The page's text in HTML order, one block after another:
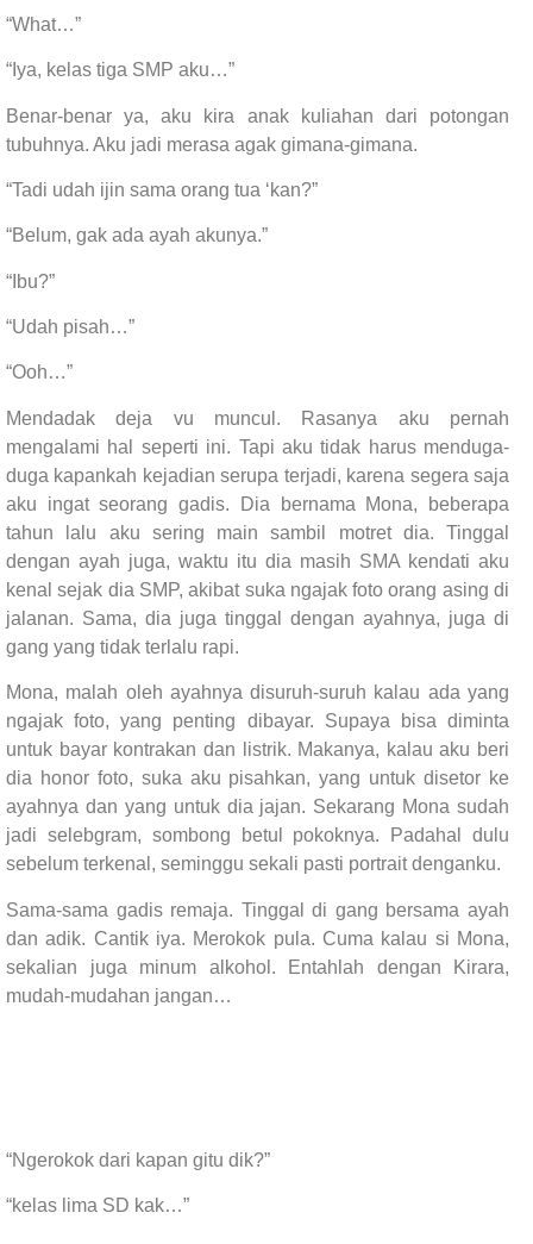
“What…”
“Iya, kelas tiga SMP aku…”
Benar-benar ya, aku kira anak kuliahan dari potongan
tubuhnya. Aku jadi merasa agak gimana-gimana.
“Tadi udah ijin sama orang tua ‘kan?”
“Belum, gak ada ayah akunya.”
“Ibu?”
“Udah pisah…”
“Ooh…”
Mendadak deja vu muncul. Rasanya aku pernah
mengalami hal seperti ini. Tapi aku tidak harus menduga-
duga kapankah kejadian serupa terjadi, karena segera saja
aku ingat seorang gadis. Dia bernama Mona, beberapa
tahun lalu aku sering main sambil motret dia. Tinggal
dengan ayah juga, waktu itu dia masih SMA kendati aku
kenal sejak dia SMP, akibat suka ngajak foto orang asing di
jalanan. Sama, dia juga tinggal dengan ayahnya, juga di
gang yang tidak terlalu rapi.
Mona, malah oleh ayahnya disuruh-suruh kalau ada yang
ngajak foto, yang penting dibayar. Supaya bisa diminta
untuk bayar kontrakan dan listrik. Makanya, kalau aku beri
dia honor foto, suka aku pisahkan, yang untuk disetor ke
ayahnya dan yang untuk dia jajan. Sekarang Mona sudah
jadi selebgram, sombong betul pokoknya. Padahal dulu
sebelum terkenal, seminggu sekali pasti portrait denganku.
Sama-sama gadis remaja. Tinggal di gang bersama ayah
dan adik. Cantik iya. Merokok pula. Cuma kalau si Mona,
sekalian juga minum alkohol. Entahlah dengan Kirara,
mudah-mudahan jangan…
“Ngerokok dari kapan gitu dik?”
“kelas lima SD kak…”